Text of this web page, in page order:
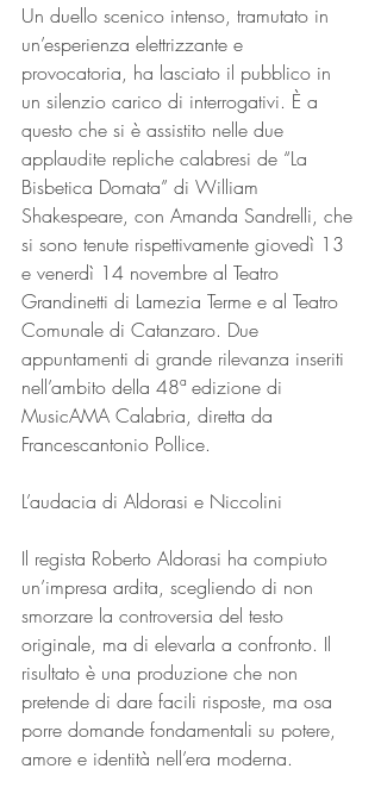
Un duello scenico intenso, tramutato in
un’esperienza elettrizzante e
provocatoria, ha lasciato il pubblico in
un silenzio carico di interrogativi. È a
questo che si è assistito nelle due
applaudite repliche calabresi de “La
Bisbetica Domata” di William
Shakespeare, con Amanda Sandrelli, che
si sono tenute rispettivamente giovedì 13
e venerdì 14 novembre al Teatro
Grandinetti di Lamezia Terme e al Teatro
Comunale di Catanzaro. Due
appuntamenti di grande rilevanza inseriti
nell’ambito della 48ª edizione di
MusicAMA Calabria, diretta da
Francescantonio Pollice.
L’audacia di Aldorasi e Niccolini
Il regista Roberto Aldorasi ha compiuto
un’impresa ardita, scegliendo di non
smorzare la controversia del testo
originale, ma di elevarla a confronto. Il
risultato è una produzione che non
pretende di dare facili risposte, ma osa
porre domande fondamentali su potere,
amore e identità nell’era moderna.